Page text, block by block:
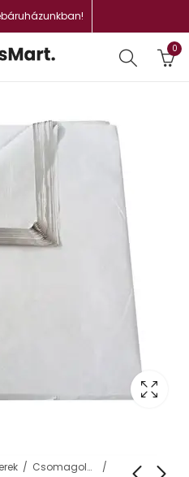
0
Csomagolás, tárolás